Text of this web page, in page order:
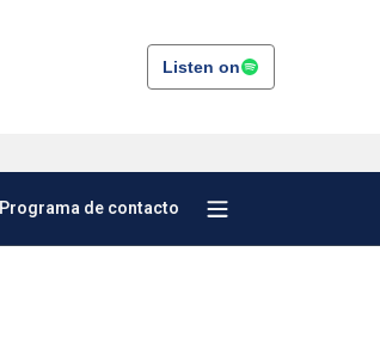
Listen on
Programa de contacto